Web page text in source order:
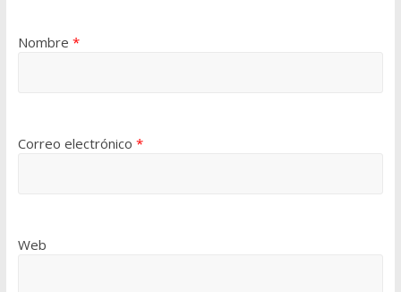
Nombre *
Correo electrónico *
Web